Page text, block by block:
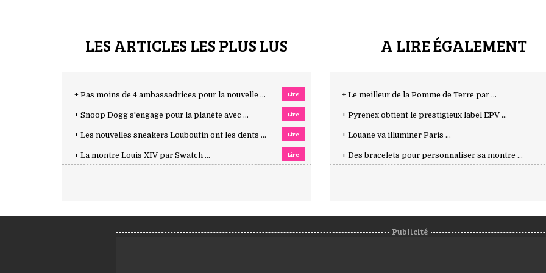
LES ARTICLES LES PLUS LUS
+ Pas moins de 4 ambassadrices pour la nouvelle ... Lire
+ Snoop Dogg s'engage pour la planète avec ... Lire
+ Les nouvelles sneakers Louboutin ont les dents ... Lire
+ La montre Louis XIV par Swatch ... Lire
A LIRE ÉGALEMENT
+ Le meilleur de la Pomme de Terre par ...
+ Pyrenex obtient le prestigieux label EPV ...
+ Louane va illuminer Paris ...
+ Des bracelets pour personnaliser sa montre ...
Publicité